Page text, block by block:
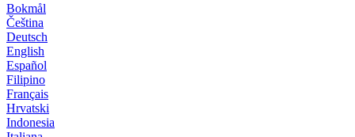
Bokmål
Čeština
Deutsch
English
Español
Filipino
Français
Hrvatski
Indonesia